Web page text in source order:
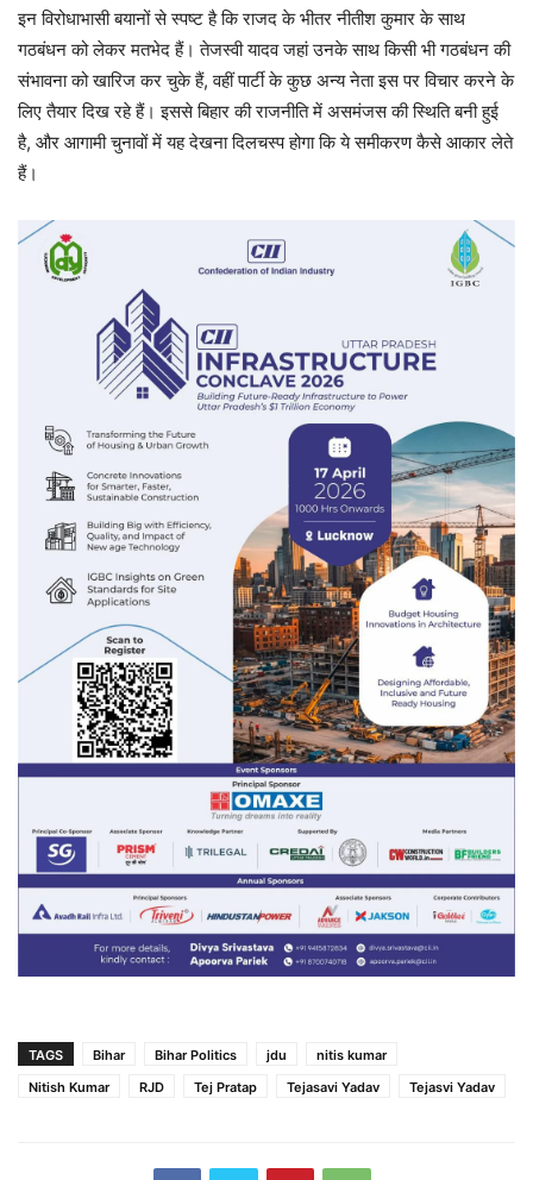
इन विरोधाभासी बयानों से स्पष्ट है कि राजद के भीतर नीतीश कुमार के साथ
गठबंधन को लेकर मतभेद हैं। तेजस्वी यादव जहां उनके साथ किसी भी गठबंधन की
संभावना को खारिज कर चुके हैं, वहीं पार्टी के कुछ अन्य नेता इस पर विचार करने के
लिए तैयार दिख रहे हैं। इससे बिहार की राजनीति में असमंजस की स्थिति बनी हुई
है, और आगामी चुनावों में यह देखना दिलचस्प होगा कि ये समीकरण कैसे आकार लेते
हैं।
TAGS Bihar Bihar Politics jdu
nitis kumar
Nitish Kumar
RJD Tej Pratap Tejasavi Yadav Tejasvi Yadav